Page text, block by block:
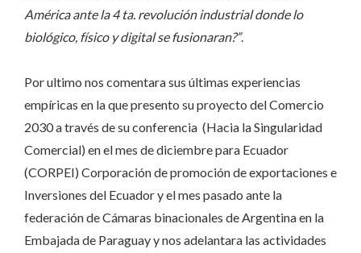
América ante la 4 ta. revolución industrial donde lo
biológico, físico y digital se fusionaran?”.
Por ultimo nos comentara sus últimas experiencias
empíricas en la que presento su proyecto del Comercio
2030 a través de su conferencia (Hacia la Singularidad
Comercial) en el mes de diciembre para Ecuador
(CORPEI) Corporación de promoción de exportaciones e
Inversiones del Ecuador y el mes pasado ante la
federación de Cámaras binacionales de Argentina en la
Embajada de Paraguay y nos adelantara las actividades